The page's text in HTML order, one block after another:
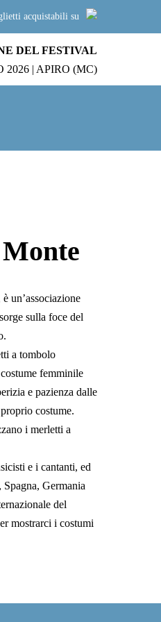
acquistabili su
DEL FESTIVAL
2026 | APIRO (MC)
un’associazione
sulla foce del
a tombolo
femminile
e pazienza dalle
costume.
i merletti a
e i cantanti, ed
Germania
del
mostrarci i costumi